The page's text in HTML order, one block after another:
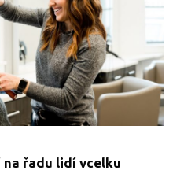
na řadu lidí vcelku